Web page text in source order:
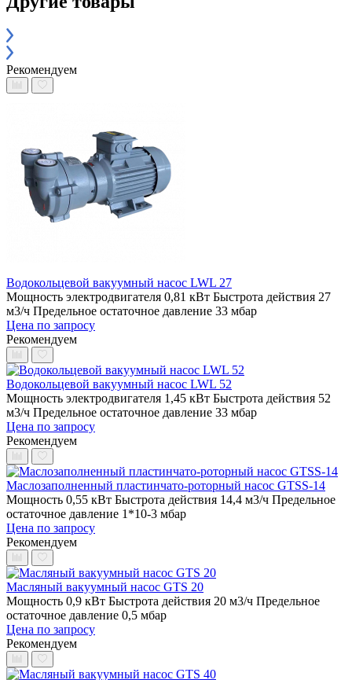
Рекомендуем
Водокольцевой вакуумный насос LWL 27
Мощность электродвигателя 0,81 кВт Быстрота действия 27
м3/ч Предельное остаточное давление 33 мбар
Цена по запросу
Рекомендуем
Водокольцевой вакуумный насос LWL 52
Мощность электродвигателя 1,45 кВт Быстрота действия 52
м3/ч Предельное остаточное давление 33 мбар
Цена по запросу
Рекомендуем
Маслозаполненный пластинчато-роторный насос GTSS-14
Мощность 0,55 кВт Быстрота действия 14,4 м3/ч Предельное
остаточное давление 1*10-3 мбар
Цена по запросу
Рекомендуем
Масляный вакуумный насос GTS 20
Мощность 0,9 кВт Быстрота действия 20 м3/ч Предельное
остаточное давление 0,5 мбар
Цена по запросу
Рекомендуем